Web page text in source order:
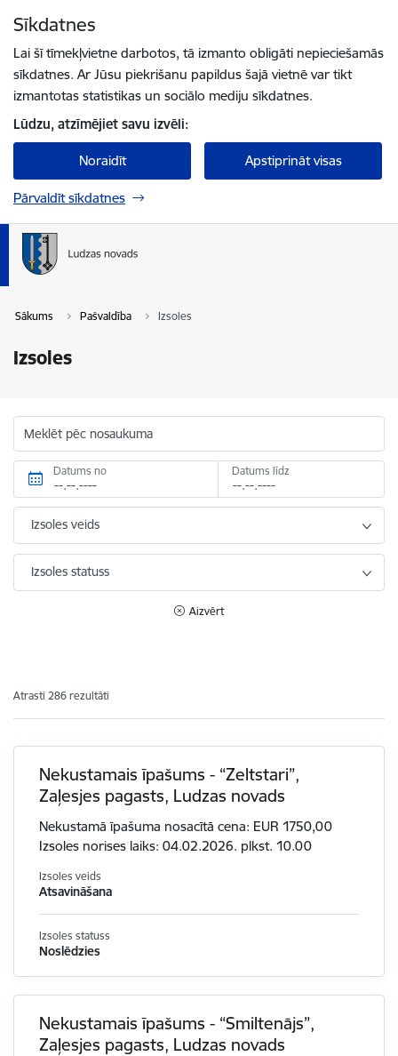
Sīkdatnes
Lai šī tīmekļvietne darbotos, tā izmanto obligāti nepieciešamās
sīkdatnes. Ar Jūsu piekrišanu papildus šajā vietnē var tikt
izmantotas statistikas un sociālo mediju sīkdatnes.
Lūdzu, atzīmējiet savu izvēli:
Noraidīt Apstiprināt visas
Pārvaldīt sīkdatnes
Sākums Pašvaldība Izsoles
Izsoles
Meklēt pēc nosaukuma
Datums no Datums līdz
Izsoles veids
Izsoles statuss
Aizvērt
Atrasti 286 rezultāti
Nekustamais īpašums - “Zeltstari”,
Zaļesjes pagasts, Ludzas novads
Nekustamā īpašuma nosacītā cena: EUR 1750,00
Izsoles norises laiks: 04.02.2026. plkst. 10.00
Izsoles veids
Atsavināšana
Izsoles statuss
Noslēdzies
Nekustamais īpašums - “Smiltenājs”,
Zaļesjes pagasts, Ludzas novads